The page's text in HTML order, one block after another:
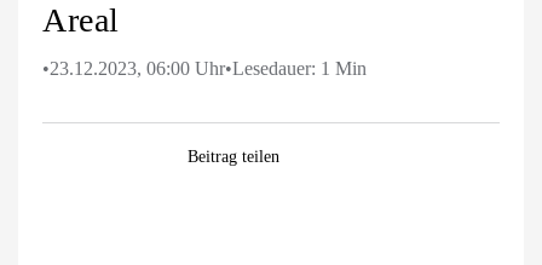
Areal
•23.12.2023, 06:00 Uhr•Lesedauer: 1 Min
Beitrag teilen
Pinterest
E-